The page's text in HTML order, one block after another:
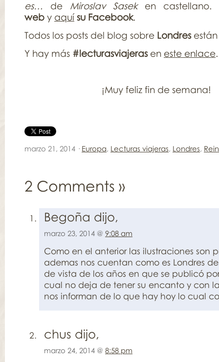
es… de Miroslav Saseken castellano.
web y aquí su Facebook.
Todos los posts del blog sobre Londres
Y hay más #lecturasviajerasen este enlace.
¡Muy feliz fin de semana!
marzo 21, 2014 · Europa, Lecturas viajeras, Londres,
2 Comments »
Begoña dijo,
marzo 23, 2014 @ 9:08 am
Como en el anterior las ilustraciones son
ademas nos cuentan como es Londres
de vista de los años en que se publicó
cual no deja de tener su encanto y con
nos informan de lo que hay hoy lo cual
chus dijo,
marzo 24, 2014 @ 8:58 pm